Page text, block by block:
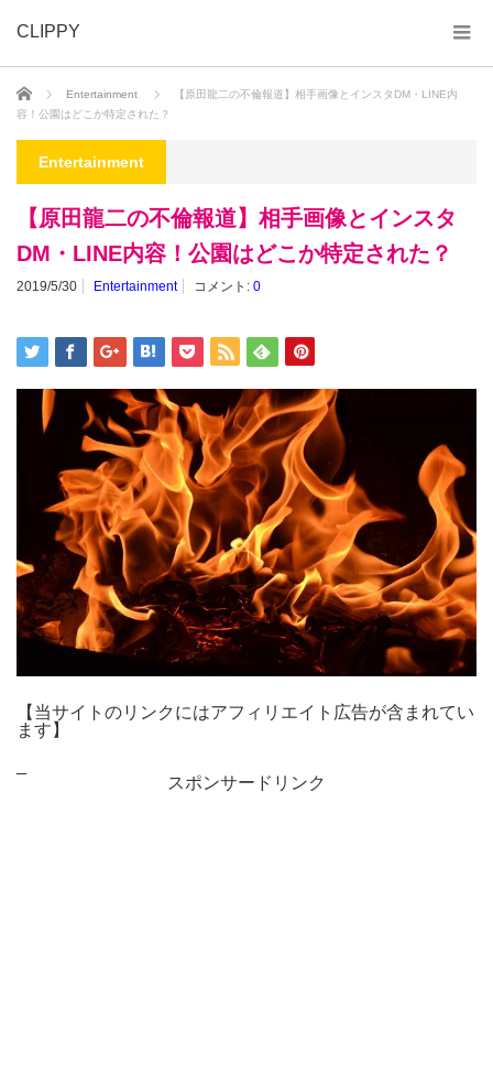
CLIPPY
ホーム Entertainment
【原田龍二の不倫報道】相手画像とインスタDM・LINE内
容！公園はどこか特定された？
Entertainment
【原田龍二の不倫報道】相手画像とインスタ
DM・LINE内容！公園はどこか特定された？
2019/5/30 Entertainment コメント: 0
【当サイトのリンクにはアフィリエイト広告が含まれてい
ます】
スポンサードリンク